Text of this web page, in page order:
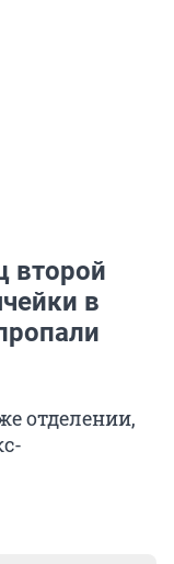
второй
в
отделении,